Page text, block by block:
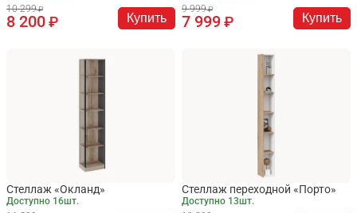
10 299
8 200 Купить
9 999
7 999 Купить
Стеллаж «Окланд»
Доступно 16шт.
Стеллаж переходной «Порто»
Доступно 13шт.